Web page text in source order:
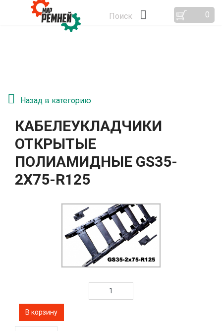
Поиск 0
Назад в категорию
КАБЕЛЕУКЛАДЧИКИ
ОТКРЫТЫЕ
ПОЛИАМИДНЫЕ GS35-
2Х75-R125